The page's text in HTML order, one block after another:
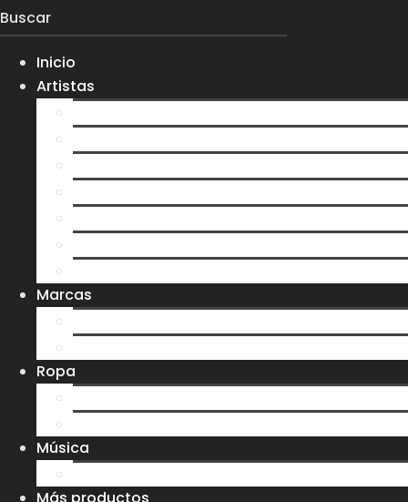
Inicio
Artistas
Marcas
Ropa
Música